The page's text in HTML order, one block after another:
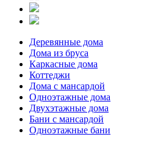
Деревянные дома
Дома из бруса
Каркасные дома
Коттеджи
Дома с мансардой
Одноэтажные дома
Двухэтажные дома
Бани с мансардой
Одноэтажные бани